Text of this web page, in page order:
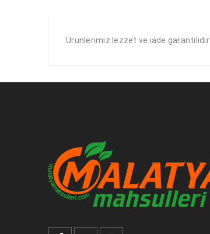
Ürünlerimiz lezzet ve iade garantilidir